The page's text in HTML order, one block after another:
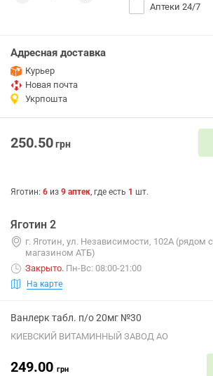
Аптеки 24/7
Адресная доставка
Курьер
Новая почта
Укрпошта
250.50грн
Яготин: 6 из 9 аптек, где есть 1 шт.
Яготин 2
г. Яготин, ул. Независимости, 102А (рядом с
магазином АТБ)
Закрыто. Пн-Вс: 08:00-21:00
На карте
Ванлерк табл. п/о 20мг №30
КИЕВСКИЙ ВИТАМИННЫЙ ЗАВОД АО
249.00 грн